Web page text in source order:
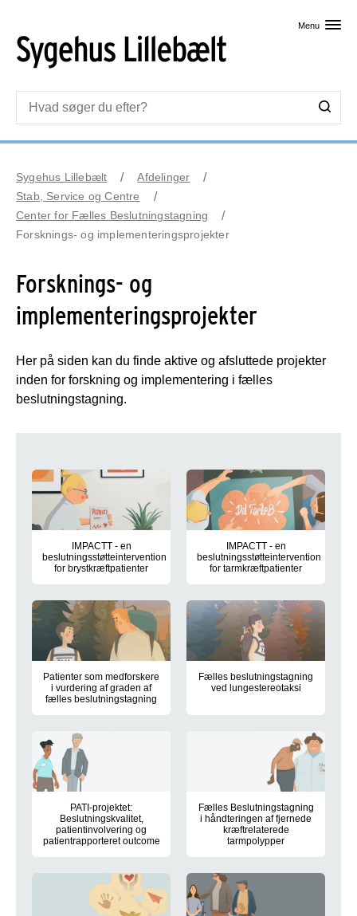
Menu
Sygehus Lillebælt
Afdelinger
Stab, Service og Centre
Center for Fælles Beslutningstagning
Forsknings- og implementeringsprojekter
Forsknings- og
implementeringsprojekter
Her på siden kan du finde aktive og afsluttede projekter
inden for forskning og implementering i fælles
beslutningstagning.
Klik rundt mellem de forskellige
IMPACTT - en
beslutningsstøtteintervention
for brystkræftpatienter
IMPACTT - en
beslutningsstøtteintervention
for tarmkræftpatienter
Patienter som medforskere
i vurdering af graden af
fælles beslutningstagning
Fælles beslutningstagning
ved lungestereotaksi
PATI-projektet:
Beslutningskvalitet,
patientinvolvering og
patientrapporteret outcome
Fælles Beslutningstagning
i håndteringen af fjernede
kræftrelaterede
tarmpolypper